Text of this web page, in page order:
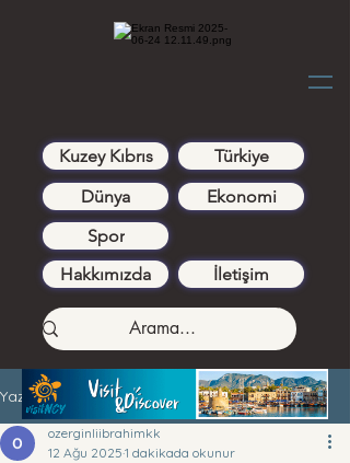
Kuzey Kıbrıs
Türkiye
Dünya
Ekonomi
Spor
Hakkımızda
İletişim
Yazı
ozerginliibrahimkk
12 Ağu 2025 1 dakikada okunur